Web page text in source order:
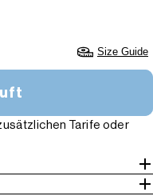
Size Guide
Tarife oder